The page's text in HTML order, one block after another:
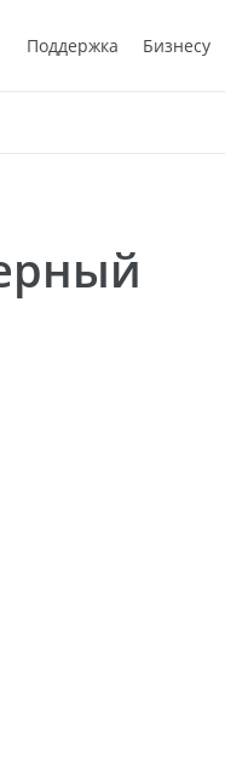
Поддержка Бизнесу